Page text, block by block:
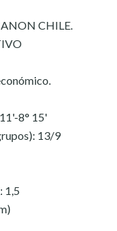
CHILE.
8° 15'
13/9
1,5